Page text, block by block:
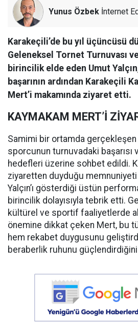
Yunus Özbek İnternet
Karakeçili’de bu yıl üçüncüsü
Geleneksel Tornet Turnuvası
birincilik elde eden Umut
başarının ardından Karakeçili
Mert’i makamında ziyaret etti.
KAYMAKAM MERT’İ
Samimi bir ortamda
sporcunun turnuvadaki
hedefleri üzerine sohbet edildi.
ziyaretten duyduğu
Yalçın’ı gösterdiği üstün
birincilik dolayısıyla tebrik etti.
kültürel ve sportif faaliyetlerde
önemine dikkat çeken Mert, bu
hem rekabet duygusunu
beraberlik ruhunu